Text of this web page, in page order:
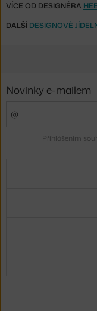
VÍCE OD DESIGNÉRA
DALŠÍ DESIGNOVÉ
Novinky e-mailem
Přihlášením